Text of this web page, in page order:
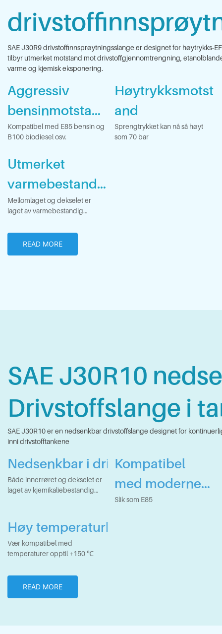
SAE J30R9 drivstoffinnsprøytningsslange er designet for høytrykks-
tilbyr utmerket motstand mot drivstoffgjennomtrengning,
varme og kjemisk eksponering.
Aggressiv
bensinmotstan
d
Kompatibel med E85 bensin og
B100 biodiesel osv.
Høytrykksmotst
and
Sprengtrykket kan nå så høyt
som 70 bar
Utmerket
varmebestandi
ghet
Mellomlaget og dekselet er
laget av varmebestandig
READ MORE
SAE J30R10
Drivstoffslange i
SAE J30R10 er en nedsenkbar drivstoffslange designet for
inni drivstofftankene
Nedsenkbar i drivstofftanker
Både innerrøret og dekselet er
laget av kjemikaliebestandig
Kompatibel
med moderne
bensin og
Slik som E85
Høy temperaturbestandig
Vær kompatibel med
temperaturer opptil +150 ℃
READ MORE